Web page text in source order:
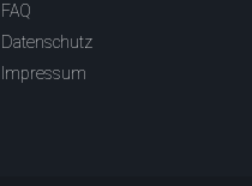
FAQ
Datenschutz
Impressum